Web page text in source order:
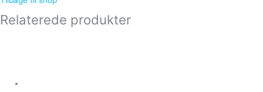
Relaterede produkter